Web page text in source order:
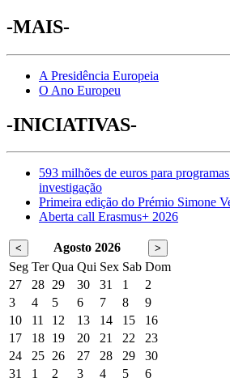
-MAIS-
A Presidência Europeia
O Ano Europeu
-INICIATIVAS-
593 milhões de euros para
investigação
Primeira edição do Prémio Simone
Aberta call Erasmus+ 2026
< Agosto 2026 >
Seg Ter Qua Qui Sex Sab Dom
27
28 29 30 31 1
2
3
4 5 6 7 8
9
10
11 12 13 14 15
16
17
18 19 20 21 22
23
24
25 26 27 28 29
30
31
1 2 3 4 5 6